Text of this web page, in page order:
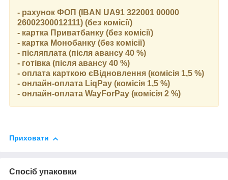
- рахунок ФОП (IBAN UA91 322001 00000
26002300012111) (без комісії)
- картка Приватбанку (без комісії)
- картка Монобанку (без комісії)
- післяплата (після авансу 40 %)
- готівка (після авансу 40 %)
- оплата карткою єВідновлення (комісія 1,5 %)
- онлайн-оплата LiqPay (комісія 1,5 %)
- онлайн-оплата WayForPay (комісія 2 %)
Приховати
Спосіб упаковки